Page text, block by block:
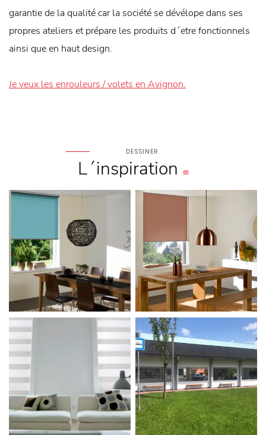
garantie de la qualité car la société se dévélope dans ses
propres ateliers et prépare les produits d´etre fonctionnels
ainsi que en haut design.
Je veux les enrouleurs / volets en Avignon.
DESSINER
L´inspiration